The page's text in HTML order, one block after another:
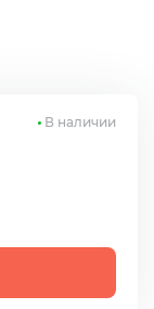
В наличии